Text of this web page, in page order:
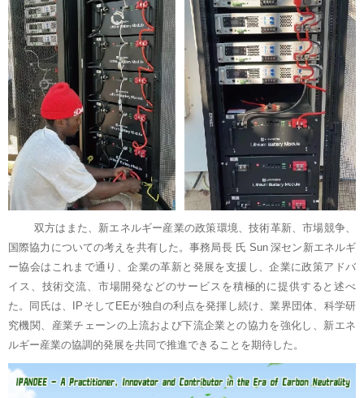
双方はまた、新エネルギー産業の政策環境、技術革新、市場競争、
国際協力についての考えを共有した。事務局長 氏 Sun 深セン新エネルギ
ー協会はこれまで通り、企業の革新と発展を支援し、企業に政策アドバ
イス、技術交流、市場開発などのサービスを積極的に提供すると述べ
た。同氏は、IPそしてEEが独自の利点を発揮し続け、業界団体、科学研
究機関、産業チェーンの上流および下流企業との協力を強化し、新エネ
ルギー産業の協調的発展を共同で推進できることを期待した。